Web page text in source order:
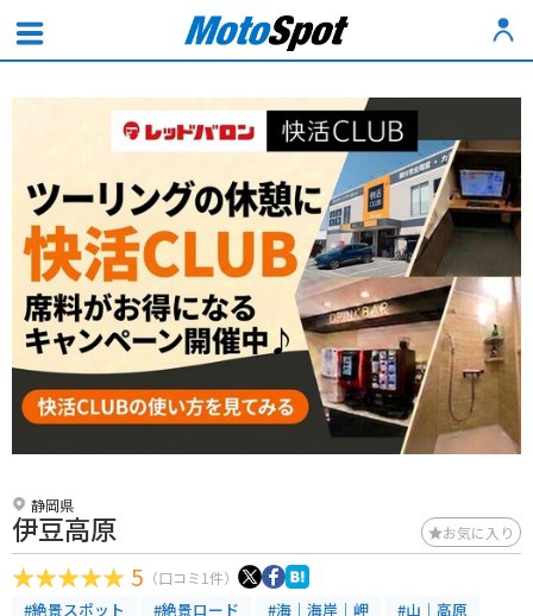
静岡県
伊豆高原 お気に入り
5 （口コミ1件）
#絶景スポット #絶景ロード #海｜海岸｜岬 #山｜高原